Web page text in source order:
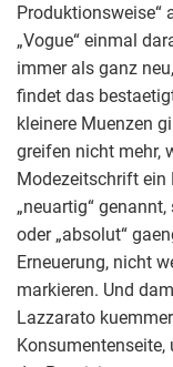
Produktionsweise“
„Vogue“ einmal
immer als ganz
findet das
kleinere Muenzen
greifen nicht mehr,
Modezeitschrift ein
„neuartig“
oder „absolut“
Erneuerung, nicht
markieren. Und
Lazzarato